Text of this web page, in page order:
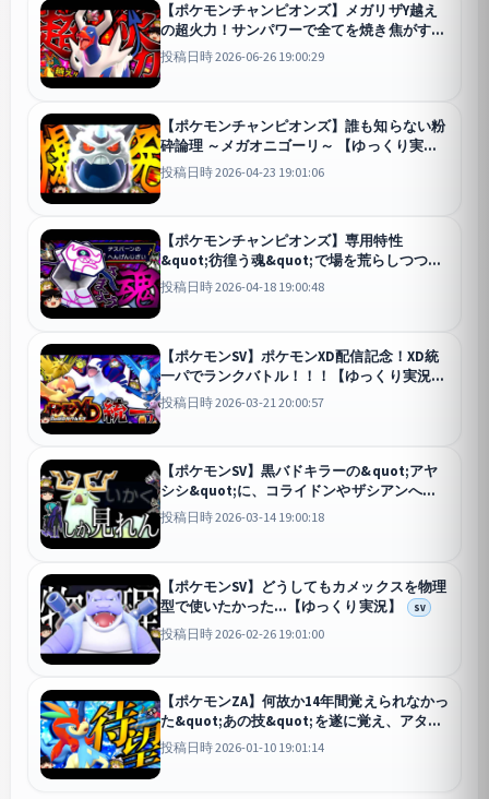
【ポケモンチャンピオンズ】メガリザY越え
の超火力！サンパワーで全てを焼き焦がす
&quot;メガヘルガー&quot;が想像以上に強
すぎる！！！【ゆっくり実況】
投稿日時 2026-06-26 19:00:29
【ポケモンチャンピオンズ】誰も知らない粉
砕論理 ～メガオニゴーリ～ 【ゆっくり実
況】
チャンピオンズ
投稿日時 2026-04-23 19:01:06
【ポケモンチャンピオンズ】専用特性
&quot;彷徨う魂&quot;で場を荒らしつつ起
点を作る&quot;デスバーン&quot;！！！
【ゆっくり実況】
投稿日時 2026-04-18 19:00:48
【ポケモンSV】ポケモンXD配信記念！XD統
一パでランクバトル！！！【ゆっくり実況】
SV
投稿日時 2026-03-21 20:00:57
【ポケモンSV】黒バドキラーの&quot;アヤ
シシ&quot;に、コライドンやザシアンへの
役割も持たせたかったんです。【ゆっくり実
況】
投稿日時 2026-03-14 19:00:18
【ポケモンSV】どうしてもカメックスを物理
型で使いたかった...【ゆっくり実況】
SV
投稿日時 2026-02-26 19:01:00
【ポケモンZA】何故か14年間覚えられなかっ
た&quot;あの技&quot;を遂に覚え、アタッ
カーとして開花した&quot;珠ケルディオ
&quot;！！！【ゆっくり実況】
投稿日時 2026-01-10 19:01:14